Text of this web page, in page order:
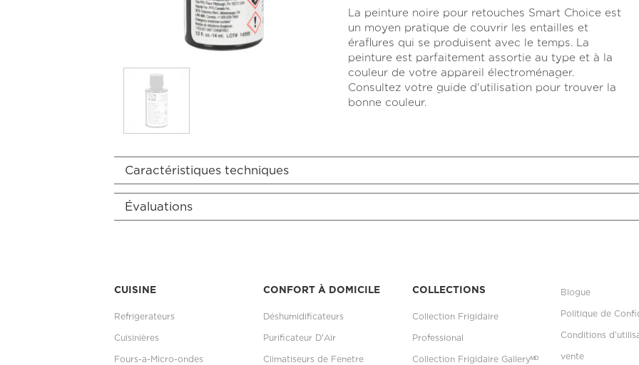
pour
ce
produit
Lien
vers
la
même
page.
La peinture noire pour retouches Smart Choice est
un moyen pratique de couvrir les entailles et
éraflures qui se produisent avec le temps. La
peinture est parfaitement assortie au type et à la
couleur de votre appareil électroménager.
Consultez votre guide d'utilisation pour trouver la
bonne couleur.
Caractéristiques techniques
Évaluations
CUISINE
Refrigerateurs
Cuisinières
Fours-a-Micro-ondes
CONFORT À DOMICILE
Déshumidificateurs
Purificateur D'Air
Climatiseurs de Fenetre
COLLECTIONS
Collection Frigidaire
Professional
Collection Frigidaire Galleryᴹᴰ
Blogue
Politique de
Conditions
vente